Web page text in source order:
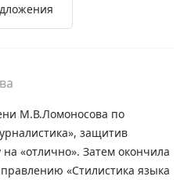
М.В.Ломоносова по
защитив
«отлично». Затем окончила
«Стилистика языка